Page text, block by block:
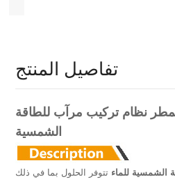
تفاصيل المنتج
نظام تركيب مرآب للطاقة
الشمسية
الشمسية للماء تتوفر الحلول بما في ذلك